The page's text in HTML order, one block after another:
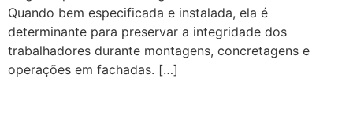
Quando bem especificada e instalada, ela é
determinante para preservar a integridade dos
trabalhadores durante montagens, concretagens e
operações em fachadas. […]